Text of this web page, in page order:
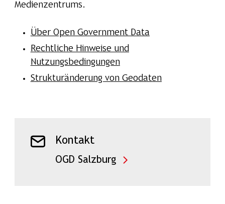
Medienzentrums.
Über Open Government Data
Rechtliche Hinweise und
Nutzungsbedingungen
Strukturänderung von Geodaten
Kontakt
OGD Salzburg